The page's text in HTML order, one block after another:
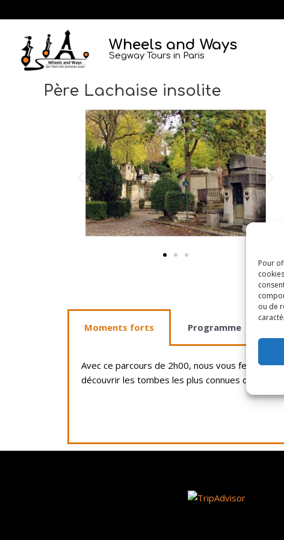
Pour
ou de
au
contenu
Wheels and Ways
Segway Tours in Paris
Père Lachaise insolite
Moments forts Programme
Avec ce parcours de 2h00, nous vous ferons
découvrir les tombes les plus connues du